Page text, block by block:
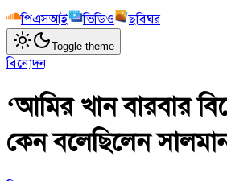
পিএসআই
ভিডিও ছবিঘর
Toggle theme
বিনোদন
‘আমির খান বারবার
কেন বলেছিলেন